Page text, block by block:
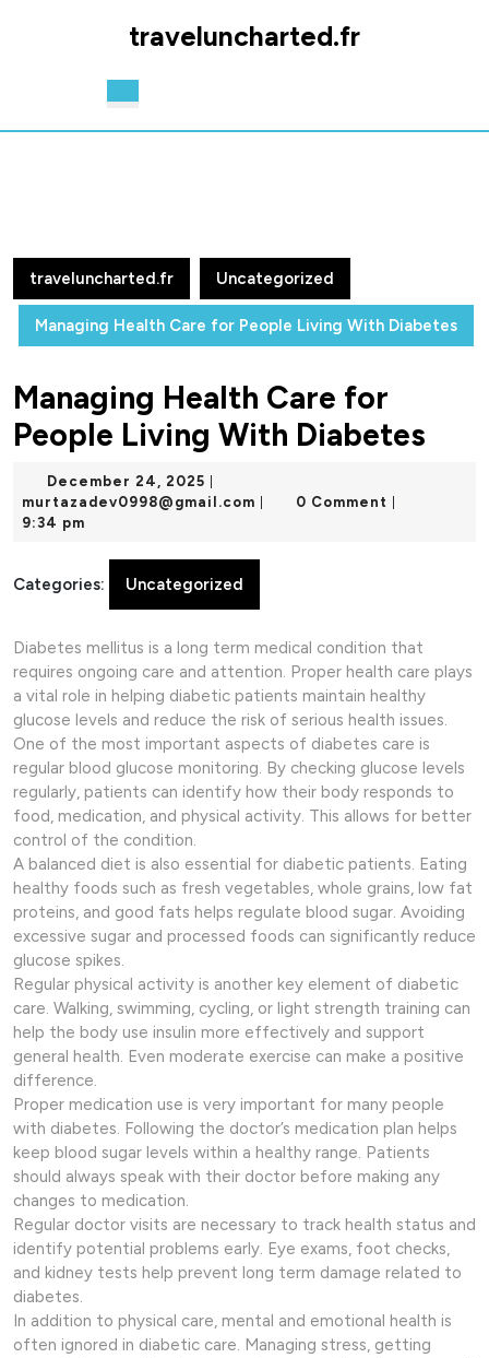
traveluncharted.fr
traveluncharted.fr Uncategorized
Managing Health Care for People Living With Diabetes
Managing Health Care for
People Living With Diabetes
December 24, 2025 December
24,
murtazadev0998@gmail.com murtazadev0998@gmail.com
0 Comment
9:34 pm
Categories: Uncategorized
Diabetes mellitus is a long term medical condition that
requires ongoing care and attention. Proper health care plays
a vital role in helping diabetic patients maintain healthy
glucose levels and reduce the risk of serious health issues.
One of the most important aspects of diabetes care is
regular blood glucose monitoring. By checking glucose levels
regularly, patients can identify how their body responds to
food, medication, and physical activity. This allows for better
control of the condition.
A balanced diet is also essential for diabetic patients. Eating
healthy foods such as fresh vegetables, whole grains, low fat
proteins, and good fats helps regulate blood sugar. Avoiding
excessive sugar and processed foods can significantly reduce
glucose spikes.
Regular physical activity is another key element of diabetic
care. Walking, swimming, cycling, or light strength training can
help the body use insulin more effectively and support
general health. Even moderate exercise can make a positive
difference.
Proper medication use is very important for many people
with diabetes. Following the doctor’s medication plan helps
keep blood sugar levels within a healthy range. Patients
should always speak with their doctor before making any
changes to medication.
Regular doctor visits are necessary to track health status and
identify potential problems early. Eye exams, foot checks,
and kidney tests help prevent long term damage related to
diabetes.
In addition to physical care, mental and emotional health is
often ignored in diabetic care. Managing stress, getting